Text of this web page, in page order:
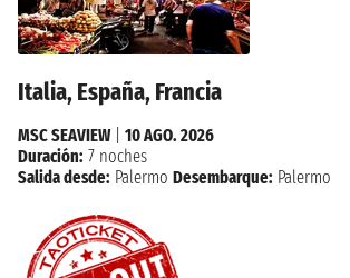
Italia, España, Francia
MSC SEAVIEW| 10 AGO. 2026
Duración: 7 noches
Salida desde: Palermo Desembarque: Palermo